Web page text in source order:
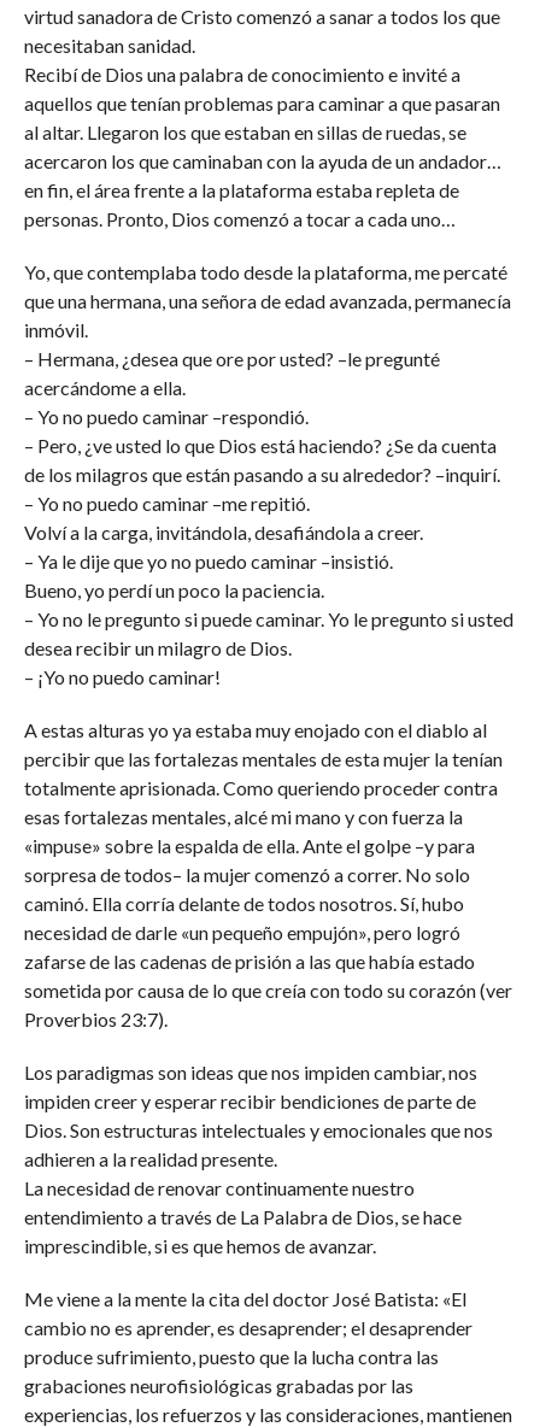
virtud sanadora de Cristo comenzó a sanar a todos los que
necesitaban sanidad.
Recibí de Dios una palabra de conocimiento e invité a
aquellos que tenían problemas para caminar a que pasaran
al altar. Llegaron los que estaban en sillas de ruedas, se
acercaron los que caminaban con la ayuda de un andador…
en fin, el área frente a la plataforma estaba repleta de
personas. Pronto, Dios comenzó a tocar a cada uno…
Yo, que contemplaba todo desde la plataforma, me percaté
que una hermana, una señora de edad avanzada, permanecía
inmóvil.
– Hermana, ¿desea que ore por usted? –le pregunté
acercándome a ella.
– Yo no puedo caminar –respondió.
– Pero, ¿ve usted lo que Dios está haciendo? ¿Se da cuenta
de los milagros que están pasando a su alrededor? –inquirí.
– Yo no puedo caminar –me repitió.
Volví a la carga, invitándola, desafiándola a creer.
– Ya le dije que yo no puedo caminar –insistió.
Bueno, yo perdí un poco la paciencia.
– Yo no le pregunto si puede caminar. Yo le pregunto si usted
desea recibir un milagro de Dios.
– ¡Yo no puedo caminar!
A estas alturas yo ya estaba muy enojado con el diablo al
percibir que las fortalezas mentales de esta mujer la tenían
totalmente aprisionada. Como queriendo proceder contra
esas fortalezas mentales, alcé mi mano y con fuerza la
«impuse» sobre la espalda de ella. Ante el golpe –y para
sorpresa de todos– la mujer comenzó a correr. No solo
caminó. Ella corría delante de todos nosotros. Sí, hubo
necesidad de darle «un pequeño empujón», pero logró
zafarse de las cadenas de prisión a las que había estado
sometida por causa de lo que creía con todo su corazón (ver
Proverbios 23:7).
Los paradigmas son ideas que nos impiden cambiar, nos
impiden creer y esperar recibir bendiciones de parte de
Dios. Son estructuras intelectuales y emocionales que nos
adhieren a la realidad presente.
La necesidad de renovar continuamente nuestro
entendimiento a través de La Palabra de Dios, se hace
imprescindible, si es que hemos de avanzar.
Me viene a la mente la cita del doctor José Batista: «El
cambio no es aprender, es desaprender; el desaprender
produce sufrimiento, puesto que la lucha contra las
grabaciones neurofisiológicas grabadas por las
experiencias, los refuerzos y las consideraciones, mantienen